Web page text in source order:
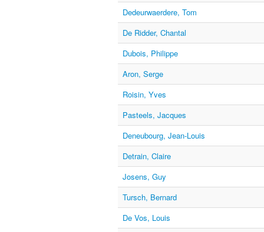
Dedeurwaerdere, Tom
De Ridder, Chantal
Dubois, Philippe
Aron, Serge
Roisin, Yves
Pasteels, Jacques
Deneubourg, Jean-Louis
Detrain, Claire
Josens, Guy
Tursch, Bernard
De Vos, Louis